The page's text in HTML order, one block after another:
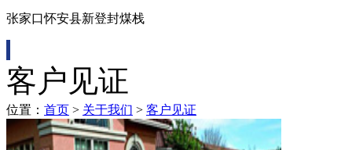
张家口怀安县新登封煤栈
客户见证
位置： 首页 > 关于我们 > 客户见证